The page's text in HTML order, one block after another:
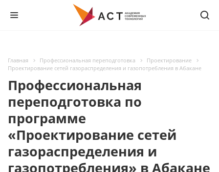
Главная Профессиональная переподготовка
Проектирование
Проектирование сетей газораспределения и газопотребления в Абакане
Профессиональная
переподготовка по
программе
«Проектирование сетей
газораспределения и
газопотребления» в Абакане